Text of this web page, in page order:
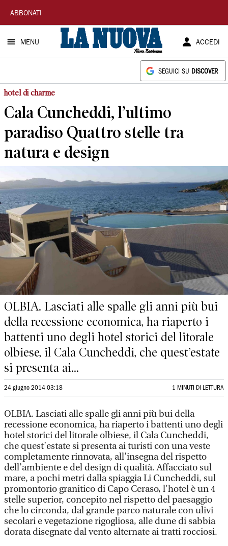
La
Nuova
Sardegna
ABBONATI
MENU ACCEDI
SEGUICI SU DISCOVER
hotel di charme
Cala Cuncheddi, l’ultimo
paradiso Quattro stelle tra
natura e design
OLBIA. Lasciati alle spalle gli anni più bui
della recessione economica, ha riaperto i
battenti uno degli hotel storici del litorale
olbiese, il Cala Cuncheddi, che quest’estate
si presenta ai...
24 giugno 2014 03:18 1 MINUTI DI LETTURA
OLBIA. Lasciati alle spalle gli anni più bui della
recessione economica, ha riaperto i battenti uno degli
hotel storici del litorale olbiese, il Cala Cuncheddi,
che quest’estate si presenta ai turisti con una veste
completamente rinnovata, all’insegna del rispetto
dell’ambiente e del design di qualità. Affacciato sul
mare, a pochi metri dalla spiaggia Li Cuncheddi, sul
promontorio granitico di Capo Ceraso, l'hotel è un 4
stelle superior, concepito nel rispetto del paesaggio
che lo circonda, dal grande parco naturale con ulivi
secolari e vegetazione rigogliosa, alle dune di sabbia
dorata disegnate dal vento alternate ai tratti rocciosi.